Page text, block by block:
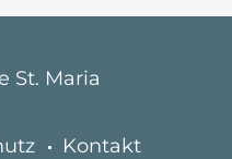
St. Maria
Kontakt